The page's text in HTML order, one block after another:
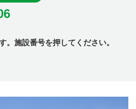
。施設番号を押してください。